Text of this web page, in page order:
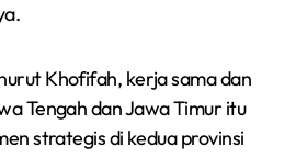
Khofifah, kerja sama dan
Tengah dan Jawa Timur itu
strategis di kedua provinsi